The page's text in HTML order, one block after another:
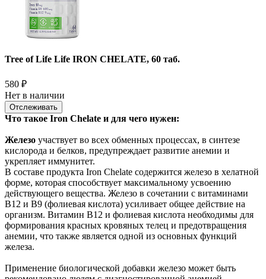
Tree of Life Life IRON CHELATE, 60 таб.
580 ₽
Нет в наличии
Отслеживать
Что такое Iron Chelate и для чего нужен:
Железо участвует во всех обменных процессах, в синтезе
кислорода и белков, предупреждает развитие анемии и
укрепляет иммунитет.
В составе продукта Iron Chelate содержится железо в хелатной
форме, которая способствует максимальному усвоению
действующего вещества. Железо в сочетании с витаминами
В12 и В9 (фолиевая кислота) усиливает общее действие на
организм. Витамин В12 и фолиевая кислота необходимы для
формирования красных кровяных телец и предотвращения
анемии, что также является одной из основных функций
железа.
Применение биологической добавки железо может быть